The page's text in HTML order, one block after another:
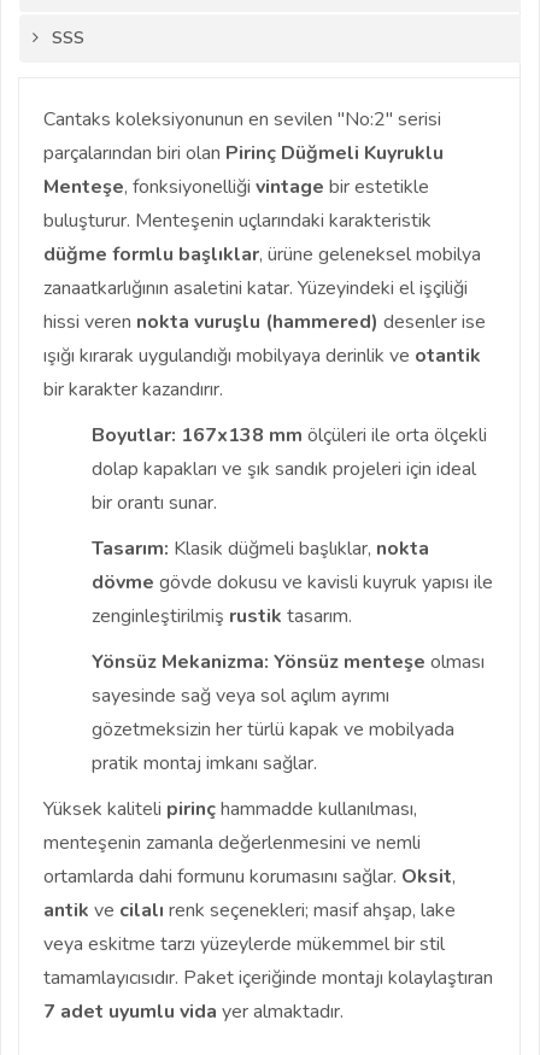
SSS
Cantaks koleksiyonunun en sevilen "No:2" serisi
parçalarından biri olan Pirinç Düğmeli Kuyruklu
Menteşe, fonksiyonelliği vintage bir estetikle
buluşturur. Menteşenin uçlarındaki karakteristik
düğme formlu başlıklar, ürüne geleneksel mobilya
zanaatkarlığının asaletini katar. Yüzeyindeki el işçiliği
hissi veren nokta vuruşlu (hammered) desenler ise
ışığı kırarak uygulandığı mobilyaya derinlik ve otantik
bir karakter kazandırır.
Boyutlar: 167x138 mm ölçüleri ile orta ölçekli
dolap kapakları ve şık sandık projeleri için ideal
bir orantı sunar.
Tasarım: Klasik düğmeli başlıklar, nokta
dövme gövde dokusu ve kavisli kuyruk yapısı ile
zenginleştirilmiş rustik tasarım.
Yönsüz Mekanizma: Yönsüz menteşe olması
sayesinde sağ veya sol açılım ayrımı
gözetmeksizin her türlü kapak ve mobilyada
pratik montaj imkanı sağlar.
Yüksek kaliteli pirinçhammadde kullanılması,
menteşenin zamanla değerlenmesini ve nemli
ortamlarda dahi formunu korumasını sağlar. Oksit,
antik ve cilalı renk seçenekleri; masif ahşap, lake
veya eskitme tarzı yüzeylerde mükemmel bir stil
tamamlayıcısıdır. Paket içeriğinde montajı kolaylaştıran
7 adet uyumlu vida yer almaktadır.